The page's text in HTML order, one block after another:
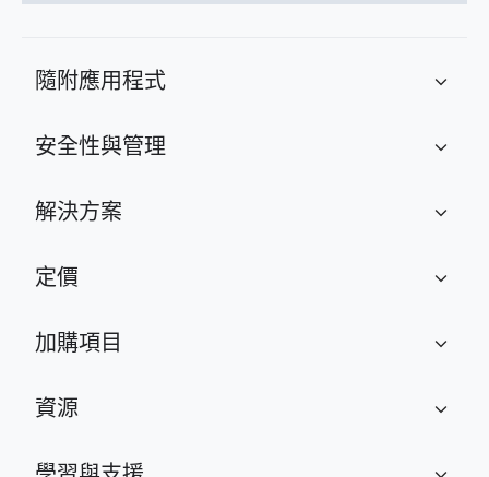
隨附應用程式 expand_more
安全性與管理 expand_more
解決方案 expand_more
定價 expand_more
加購項目 expand_more
資源 expand_more